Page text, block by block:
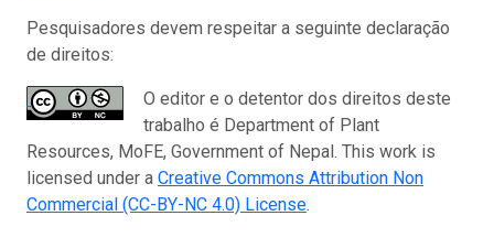
Pesquisadores devem respeitar a seguinte declaração
de direitos:
O editor e o detentor dos direitos deste
trabalho é Department of Plant
Resources, MoFE, Government of Nepal. This work is
licensed under a Creative Commons Attribution Non
Commercial (CC-BY-NC 4.0) License.